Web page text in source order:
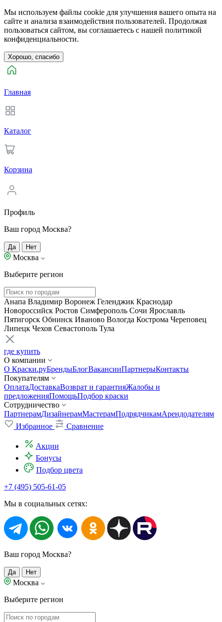
Мы используем файлы cookie для улучшения вашего опыта на
сайте и анализа взаимодействия пользователей. Продолжая
пользоваться сайтом, вы соглашаетесь с нашей политикой
конфиденциальности.
Хорошо, спасибо
Главная
Каталог
Корзина
Профиль
Ваш город Москва?
Да Нет
Москва
Выберите регион
Анапа Владимир Воронеж Геленджик Краснодар
Новороссийск Ростов Симферополь Сочи Ярославль
Пятигорск Обнинск Иваново Вологда Кострома Череповец
Липецк Чехов Севастополь Тула
где купить
О компании
О Краски.руБрендыБлогВакансииПартнерыКонтакты
Покупателям
ОплатаДоставкаВозврат и гарантияЖалобы и
предложенияПомощьПодбор краски
Сотрудничество
ПартнерамДизайнерамМастерамПодрядчикамАрендодателям
Избранное
Сравнение
Акции
Бонусы
Подбор цвета
+7 (495) 505-61-05
Мы в социальных сетях:
Ваш город Москва?
Да Нет
Москва
Выберите регион